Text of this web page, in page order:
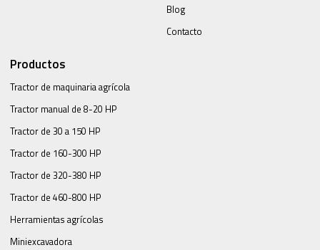
Blog
Contacto
Productos
Tractor de maquinaria agrícola
Tractor manual de 8-20 HP
Tractor de 30 a 150 HP
Tractor de 160-300 HP
Tractor de 320-380 HP
Tractor de 460-800 HP
Herramientas agrícolas
Miniexcavadora